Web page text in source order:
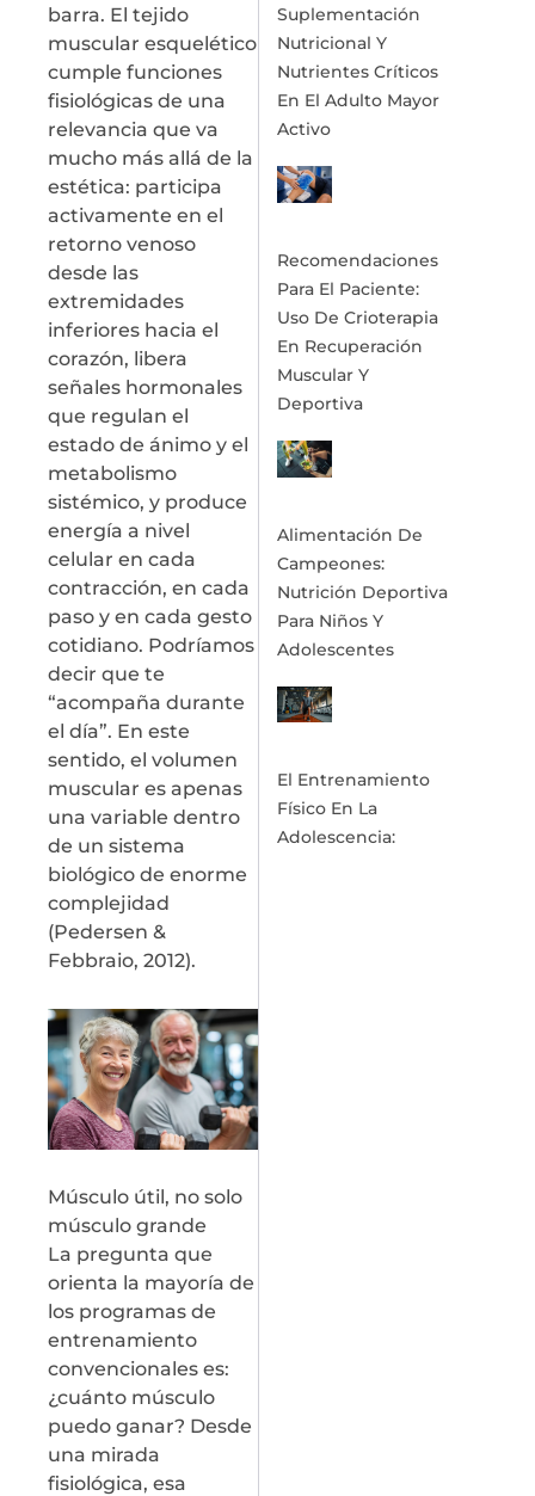
barra. El tejido
muscular esquelético
cumple funciones
fisiológicas de una
relevancia que va
mucho más allá de la
estética: participa
activamente en el
retorno venoso
desde las
extremidades
inferiores hacia el
corazón, libera
señales hormonales
que regulan el
estado de ánimo y el
metabolismo
sistémico, y produce
energía a nivel
celular en cada
contracción, en cada
paso y en cada gesto
cotidiano. Podríamos
decir que te
“acompaña durante
el día”. En este
sentido, el volumen
muscular es apenas
una variable dentro
de un sistema
biológico de enorme
complejidad
(Pedersen &
Febbraio, 2012).
Músculo útil, no solo
músculo grande
La pregunta que
orienta la mayoría de
los programas de
entrenamiento
convencionales es:
¿cuánto músculo
puedo ganar? Desde
una mirada
fisiológica, esa
Suplementación
Nutricional Y
Nutrientes Críticos
En El Adulto Mayor
Activo
Recomendaciones
Para El Paciente:
Uso De Crioterapia
En Recuperación
Muscular Y
Deportiva
Alimentación De
Campeones:
Nutrición Deportiva
Para Niños Y
Adolescentes
El Entrenamiento
Físico En La
Adolescencia: